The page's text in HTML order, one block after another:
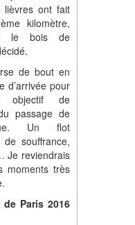
lièvres ont fait
kilomètre,
le bois de
de bout en
d’arrivée pour
objectif de
passage de
Un flot
souffrance,
Je reviendrais
moments très
Paris 2016